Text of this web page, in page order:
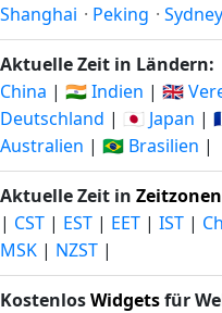
Shanghai · Peking · Sydney
Aktuelle Zeit in Ländern:
China | 🇮🇳 Indien | 🇬🇧
Deutschland | 🇯🇵 Japan |
Australien | 🇧🇷 Brasilien |
Aktuelle Zeit in Zeitzonen
| CST | EST | EET | IST |
MSK | NZST |
KostenlosWidgetsfür